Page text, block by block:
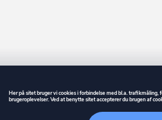
GUIDE
Her på sitet bruger vi cookies i forbindelse med bl.a.
brugeroplevelser. Ved at benytte sitet accepterer du brugen af